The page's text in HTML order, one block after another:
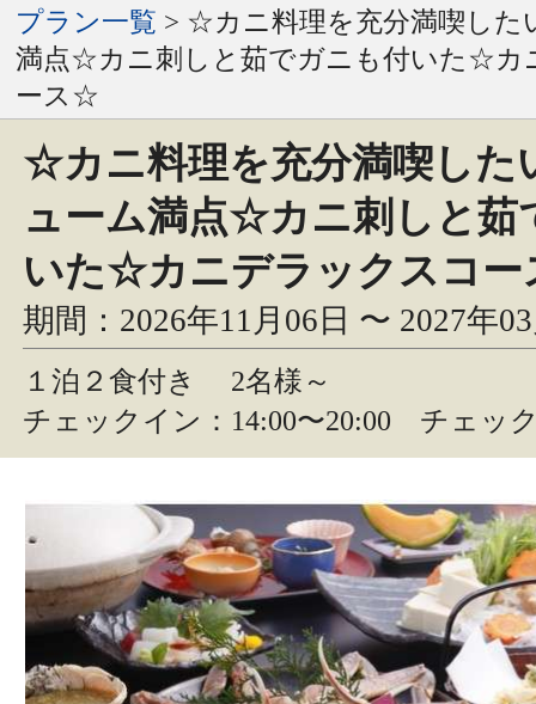
プラン一覧 > ☆カニ料理を充分満喫した
満点☆カニ刺しと茹でガニも付いた☆カ
ース☆
☆カニ料理を充分満喫した
ューム満点☆カニ刺しと茹
いた☆カニデラックスコ
期間：2026年11月06日 〜 2027年
１泊２食付き
2名様～
チェックイン：14:00〜20:00 チェッ